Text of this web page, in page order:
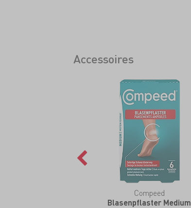
Accessoires
Compeed
Blasenpflaster Medium